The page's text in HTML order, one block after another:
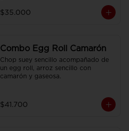
$35.000
Combo Egg Roll Camarón
Chop suey sencillo acompañado de
un egg roll, arroz sencillo con
camarón y gaseosa.
$41.700